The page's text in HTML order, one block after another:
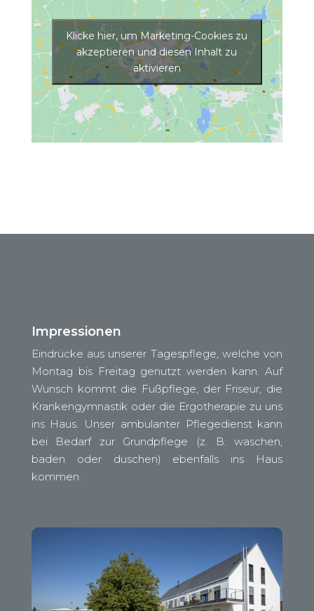
Klicke hier, um Marketing-Cookies zu
akzeptieren und diesen Inhalt zu
aktivieren
Impressionen
Eindrücke aus unserer Tagespflege, welche von
Montag bis Freitag genutzt werden kann. Auf
Wunsch kommt die Fußpflege, der Friseur, die
Krankengymnastik oder die Ergotherapie zu uns
ins Haus. Unser ambulanter Pflegedienst kann
bei Bedarf zur Grundpflege (z. B. waschen,
baden oder duschen) ebenfalls ins Haus
kommen.